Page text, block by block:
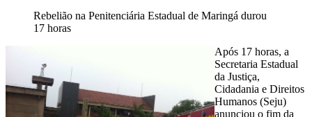
Rebelião na Penitenciária Estadual de Maringá durou
17 horas
Após 17 horas, a
Secretaria Estadual
da Justiça,
Cidadania e Direitos
Humanos (Seju)
anunciou o fim da